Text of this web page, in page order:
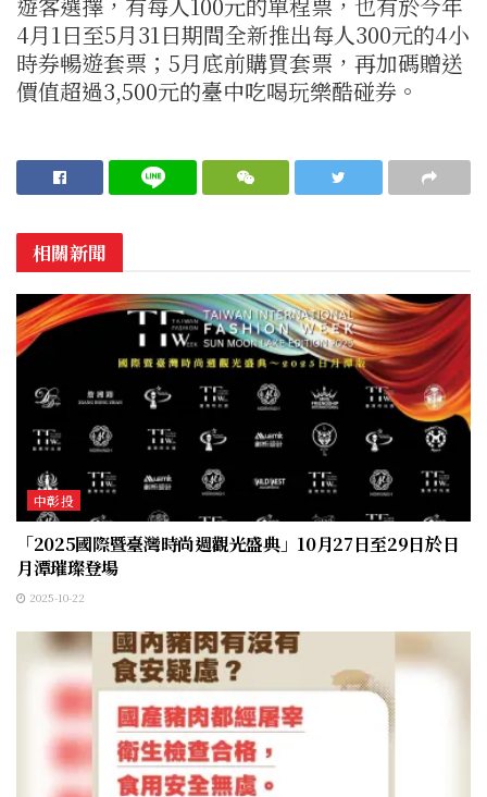
4月1日至5月31日期間全新推出每人300元的4小
時券暢遊套票；5月底前購買套票，再加碼贈送
價值超過3,500元的臺中吃喝玩樂酷碰券。
相關新聞
中彰投
「2025國際暨臺灣時尚週觀光盛典」10月27日至29日於日
月潭璀璨登場
2025-10-22